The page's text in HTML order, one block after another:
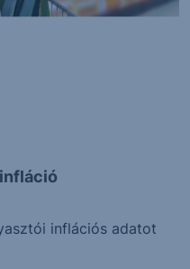
inflációs adatot